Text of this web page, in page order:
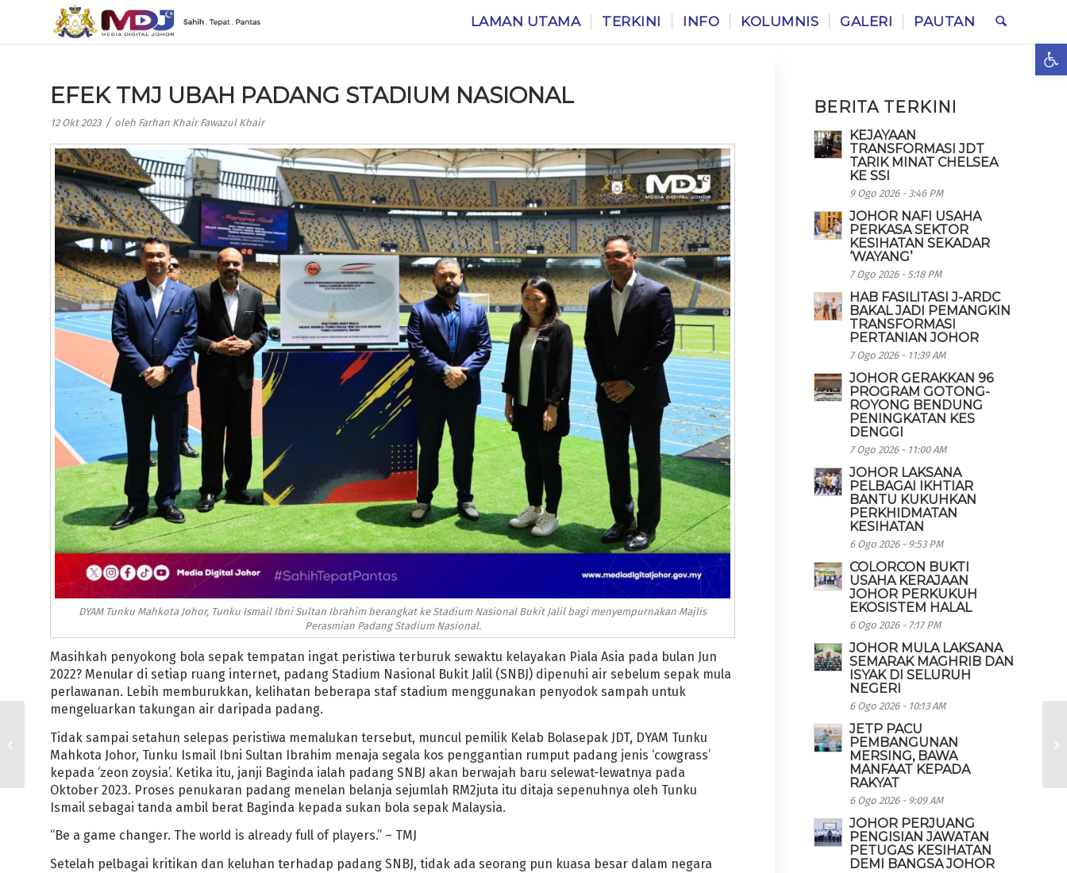
LAMAN UTAMA TERKINI INFO KOLUMNIS GALERI PAUTAN
EFEK TMJ UBAH PADANG STADIUM NASIONAL
12 Okt 2023 / oleh Farhan Khair Fawazul Khair
DYAM Tunku Mahkota Johor, Tunku Ismail Ibni Sultan Ibrahim berangkat ke Stadium Nasional Bukit Jalil bagi menyempurnakan Majlis
Perasmian Padang Stadium Nasional.
Masihkah penyokong bola sepak tempatan ingat peristiwa terburuk sewaktu kelayakan Piala Asia pada bulan Jun
2022? Menular di setiap ruang internet, padang Stadium Nasional Bukit Jalil (SNBJ) dipenuhi air sebelum sepak mula
perlawanan. Lebih memburukkan, kelihatan beberapa staf stadium menggunakan penyodok sampah untuk
mengeluarkan takungan air daripada padang.
Tidak sampai setahun selepas peristiwa memalukan tersebut, muncul pemilik Kelab Bolasepak JDT, DYAM Tunku
Mahkota Johor, Tunku Ismail Ibni Sultan Ibrahim menaja segala kos penggantian rumput padang jenis ‘cowgrass’
kepada ‘zeon zoysia’. Ketika itu, janji Baginda ialah padang SNBJ akan berwajah baru selewat-lewatnya pada
Oktober 2023. Proses penukaran padang menelan belanja sejumlah RM2juta itu ditaja sepenuhnya oleh Tunku
Ismail sebagai tanda ambil berat Baginda kepada sukan bola sepak Malaysia.
“Be a game changer. The world is already full of players.” – TMJ
Setelah pelbagai kritikan dan keluhan terhadap padang SNBJ, tidak ada seorang pun kuasa besar dalam negara
BERITA TERKINI
KEJAYAAN
TRANSFORMASI JDT
TARIK MINAT CHELSEA
KE SSI
9 Ogo 2026 - 3:46 PM
JOHOR NAFI USAHA
PERKASA SEKTOR
KESIHATAN SEKADAR
‘WAYANG’
7 Ogo 2026 - 5:18 PM
HAB FASILITASI J-ARDC
BAKAL JADI PEMANGKIN
TRANSFORMASI
PERTANIAN JOHOR
7 Ogo 2026 - 11:39 AM
JOHOR GERAKKAN 96
PROGRAM GOTONG-
ROYONG BENDUNG
PENINGKATAN KES
DENGGI
7 Ogo 2026 - 11:00 AM
JOHOR LAKSANA
PELBAGAI IKHTIAR
BANTU KUKUHKAN
PERKHIDMATAN
KESIHATAN
6 Ogo 2026 - 9:53 PM
COLORCON BUKTI
USAHA KERAJAAN
JOHOR PERKUKUH
EKOSISTEM HALAL
6 Ogo 2026 - 7:17 PM
JOHOR MULA LAKSANA
SEMARAK MAGHRIB DAN
ISYAK DI SELURUH
NEGERI
6 Ogo 2026 - 10:13 AM
JETP PACU
PEMBANGUNAN
MERSING, BAWA
MANFAAT KEPADA
RAKYAT
6 Ogo 2026 - 9:09 AM
JOHOR PERJUANG
PENGISIAN JAWATAN
PETUGAS KESIHATAN
DEMI BANGSA JOHOR
‘JAMBATAN SERVIS’
DIRUNTUHKAN DEMI
KESELAMATAN
PENDUDUK